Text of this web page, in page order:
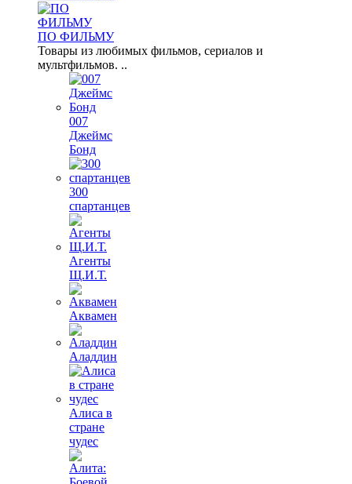
ПО ФИЛЬМУ
Товары из любимых фильмов, сериалов и
мультфильмов. ..
007
Джеймс
Бонд
300
спартанцев
Агенты
Щ.И.Т.
Аквамен
Аладдин
Алиса в
стране
чудес